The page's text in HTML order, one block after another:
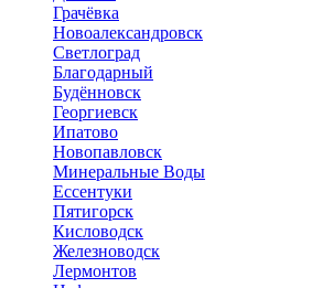
Грачёвка
Новоалександровск
Светлоград
Благодарный
Будённовск
Георгиевск
Ипатово
Новопавловск
Минеральные Воды
Ессентуки
Пятигорск
Кисловодск
Железноводск
Лермонтов